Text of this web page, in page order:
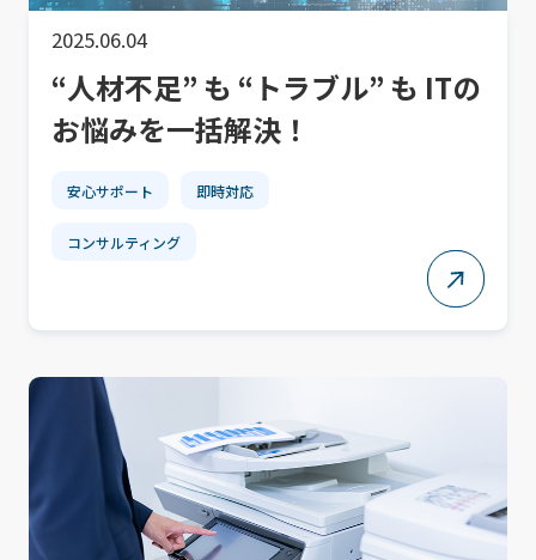
2025.06.04
“人材不足” も “トラブル” も ITの
お悩みを一括解決！
安心サポート 即時対応
コンサルティング